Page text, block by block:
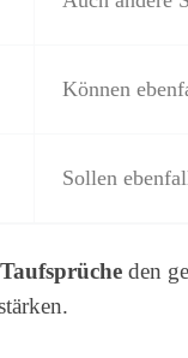
Können
Sollen
den